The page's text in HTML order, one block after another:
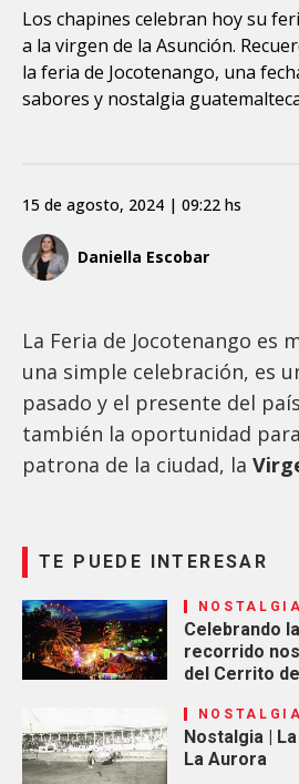
Los chapines celebran hoy su
a la virgen de la Asunción.
la feria de Jocotenango, una
sabores y nostalgia
Daniella Escobar
15 de agosto, 2024 | 09:22 hs
La Feria de Jocotenango es
una simple celebración, es
pasado y el presente del
también la oportunidad
patrona de la ciudad, la
TE PUEDE INTERESAR
NOSTALGIA
Celebrando
recorrido
del Cerrito
NOSTALGIA
Nostalgia |
La Aurora